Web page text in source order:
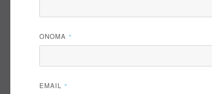
ΌΝΟΜΑ *
EMAIL *